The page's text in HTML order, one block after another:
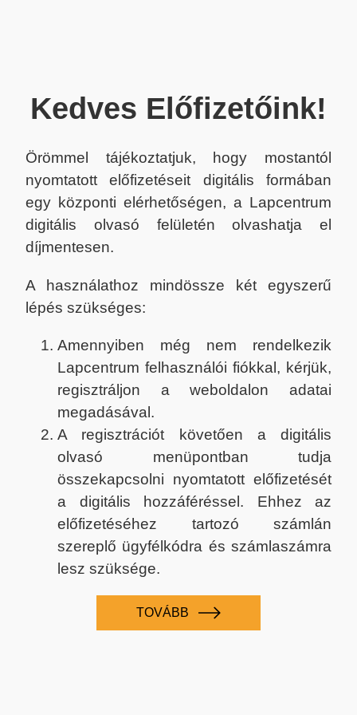
Kedves Előfizetőink!
Örömmel tájékoztatjuk, hogy mostantól
nyomtatott előfizetéseit digitális formában
egy központi elérhetőségen, a Lapcentrum
digitális olvasó felületén olvashatja el
díjmentesen.
A használathoz mindössze két egyszerű
lépés szükséges:
Amennyiben még nem rendelkezik
Lapcentrum felhasználói fiókkal, kérjük,
regisztráljon a weboldalon adatai
megadásával.
A regisztrációt követően a digitális
olvasó menüpontban tudja
összekapcsolni nyomtatott előfizetését
a digitális hozzáféréssel. Ehhez az
előfizetéséhez tartozó számlán
szereplő ügyfélkódra és számlaszámra
lesz szüksége.
TOVÁBB